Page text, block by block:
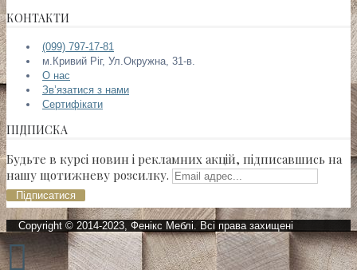
КОНТАКТИ
(099) 797-17-81
м.Кривий Ріг, Ул.Окружна, 31-в.
О нас
Зв’язатися з нами
Сертифікати
ПІДПИСКА
Будьте в курсі новин і рекламних акцій, підписавшись на
нашу щотижневу розсилку.
Підписатися
Copyright © 2014-2023, Фенікс Меблі. Всі права захищені